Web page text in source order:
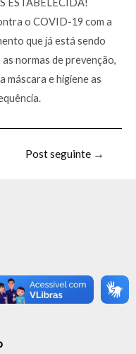
o COVID-19 com a
que já está sendo
normas de prevenção,
máscara e higiene as
Post seguinte →